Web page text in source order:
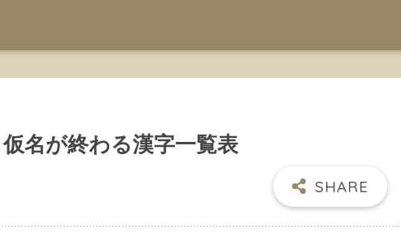
仮名が終わる漢字一覧表